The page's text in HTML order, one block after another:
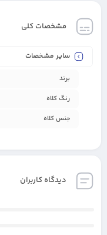
مشخصات کلی
سایر مشخصات
برند
رنگ کلاه
جنس کلاه
دیدگاه کاربران